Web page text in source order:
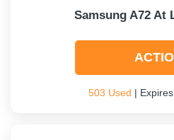
Samsung A72 At
503 Used |